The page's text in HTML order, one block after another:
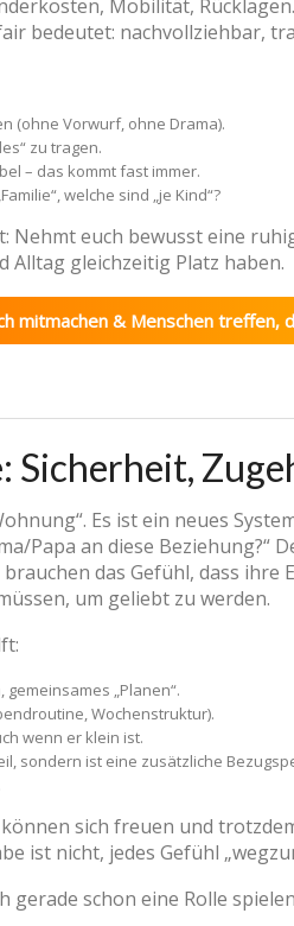
Mobilität,
bedeutet: nachvollziehbar,
(ohne Vorwurf, ohne Drama).
zu tragen.
– das kommt fast immer.
welche sind „je Kind“?
Nehmt euch bewusst eine
Alltag gleichzeitig Platz haben.
mitmachen & Menschen treffen,
Sicherheit,
Es ist ein neues
Papa an diese Beziehung?“
das Gefühl, dass
um geliebt zu werden.
„Planen“.
Wochenstruktur).
wenn er klein ist.
sondern ist eine zusätzliche
sich freuen und
ist nicht, jedes Gefühl
gerade schon eine Rolle